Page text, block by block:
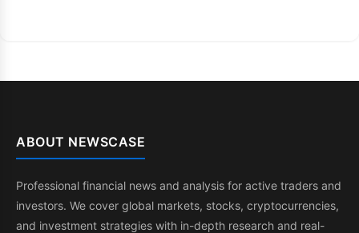
ABOUT NEWSCASE
Professional financial news and analysis for active traders and
investors. We cover global markets, stocks, cryptocurrencies,
and investment strategies with in-depth research and real-